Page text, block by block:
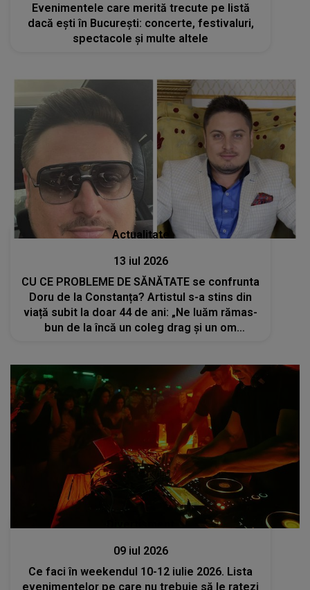
Evenimentele care merită trecute pe listă
dacă ești în București: concerte, festivaluri,
spectacole și multe altele
Actualitate
13 iul 2026
CU CE PROBLEME DE SĂNĂTATE se confrunta
Doru de la Constanța? Artistul s-a stins din
viață subit la doar 44 de ani: „Ne luăm rămas-
bun de la încă un coleg drag și un om
09 iul 2026
Ce faci în weekendul 10-12 iulie 2026. Lista
evenimentelor pe care nu trebuie să le ratezi